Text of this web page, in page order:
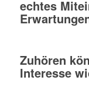
echtes
Zuhören
Interesse